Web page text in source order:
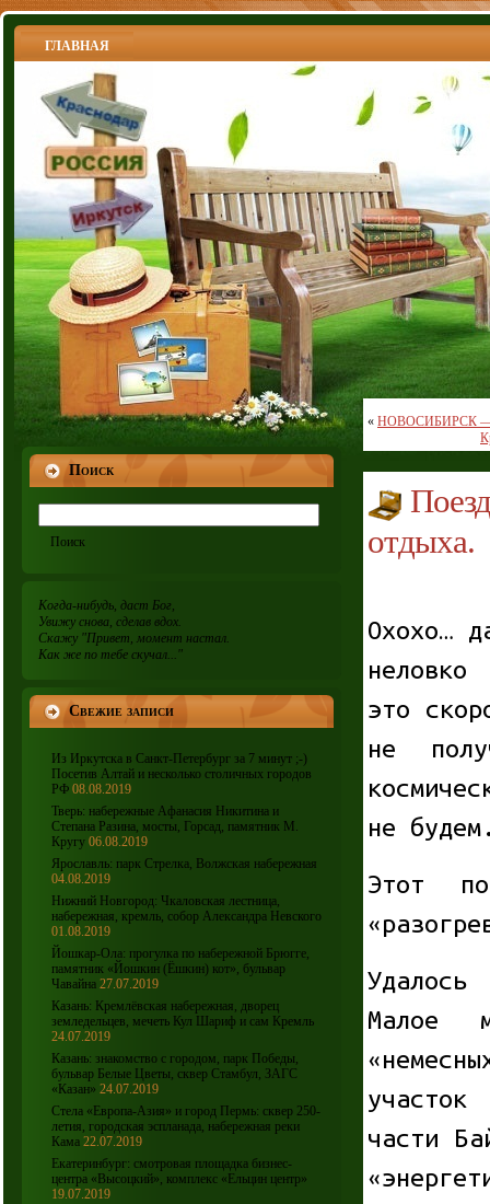
ГЛАВНАЯ
Поиск
Когда-нибудь, даст Бог,
Увижу снова, сделав вдох.
Скажу "Привет, момент настал.
Как же по тебе скучал..."
Свежие записи
Из Иркутска в Санкт-Петербург за 7 минут ;-)
Посетив Алтай и несколько столичных городов
РФ 08.08.2019
Тверь: набережные Афанасия Никитина и
Степана Разина, мосты, Горсад, памятник М.
Кругу 06.08.2019
Ярославль: парк Стрелка, Волжская набережная
04.08.2019
Нижний Новгород: Чкаловская лестница,
набережная, кремль, собор Александра Невского
01.08.2019
Йошкар-Ола: прогулка по набережной Брюгге,
памятник «Йошкин (Ёшкин) кот», бульвар
Чавайна 27.07.2019
Казань: Кремлёвская набережная, дворец
земледельцев, мечеть Кул Шариф и сам Кремль
24.07.2019
Казань: знакомство с городом, парк Победы,
бульвар Белые Цветы, сквер Стамбул, ЗАГС
«Казан» 24.07.2019
Стела «Европа-Азия» и город Пермь: сквер 250-
летия, городская эспланада, набережная реки
Кама 22.07.2019
Екатеринбург: смотровая площадка бизнес-
центра «Высоцкий», комплекс «Ельцин центр»
19.07.2019
« НОВОСИБИРСК —
отдыха.
Охохо…
это
не
не
Этот
Малое
части